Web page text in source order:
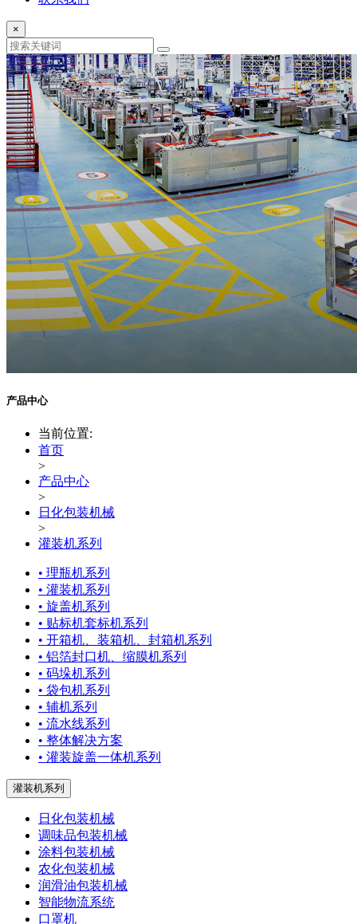
×
产品中心
当前位置:
首页
>
产品中心
>
日化包装机械
>
灌装机系列
• 理瓶机系列
• 灌装机系列
• 旋盖机系列
• 贴标机套标机系列
• 开箱机、装箱机、封箱机系列
• 铝箔封口机、缩膜机系列
• 码垛机系列
• 袋包机系列
• 辅机系列
• 流水线系列
• 整体解决方案
• 灌装旋盖一体机系列
灌装机系列
日化包装机械
调味品包装机械
涂料包装机械
农化包装机械
润滑油包装机械
智能物流系统
口罩机